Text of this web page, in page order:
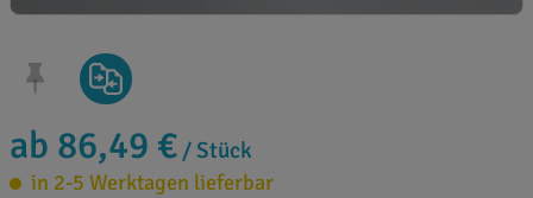
ab 86,49 € / Stück
in 2-5 Werktagen lieferbar